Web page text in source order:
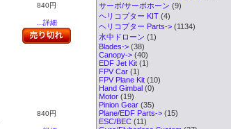
840円
...詳細
840円
サーボ/サーボホーン (9)
ヘリコプター KIT(4)
ヘリコプター Parts->(1134)
水中ドローン (1)
Blades->(38)
Canopy->(40)
EDF Jet Kit(1)
FPV Car(1)
FPV Plane Kit(10)
Hand Gimbal(0)
Motor(19)
Pinion Gear(35)
Plane/EDF Parts->(15)
ESC/BEC(11)